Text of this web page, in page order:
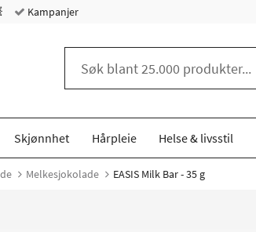
Kampanjer
Skjønnhet Hårpleie Helse & livsstil
Melkesjokolade EASIS Milk Bar - 35 g